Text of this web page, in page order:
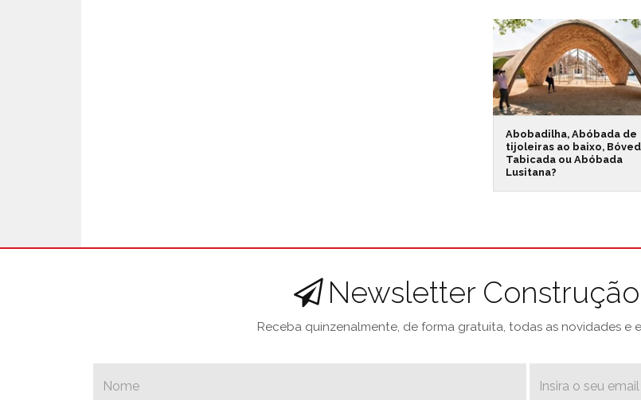
Abobadilha, Abóbada de
tijoleiras ao baixo,
Tabicada ou Abóbada
Lusitana?
Newsletter
Receba quinzenalmente, de forma gratuita, todas as novidades e